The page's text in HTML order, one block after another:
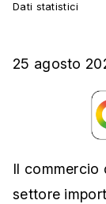
Dati statistici
25 agosto
Il commercio
settore